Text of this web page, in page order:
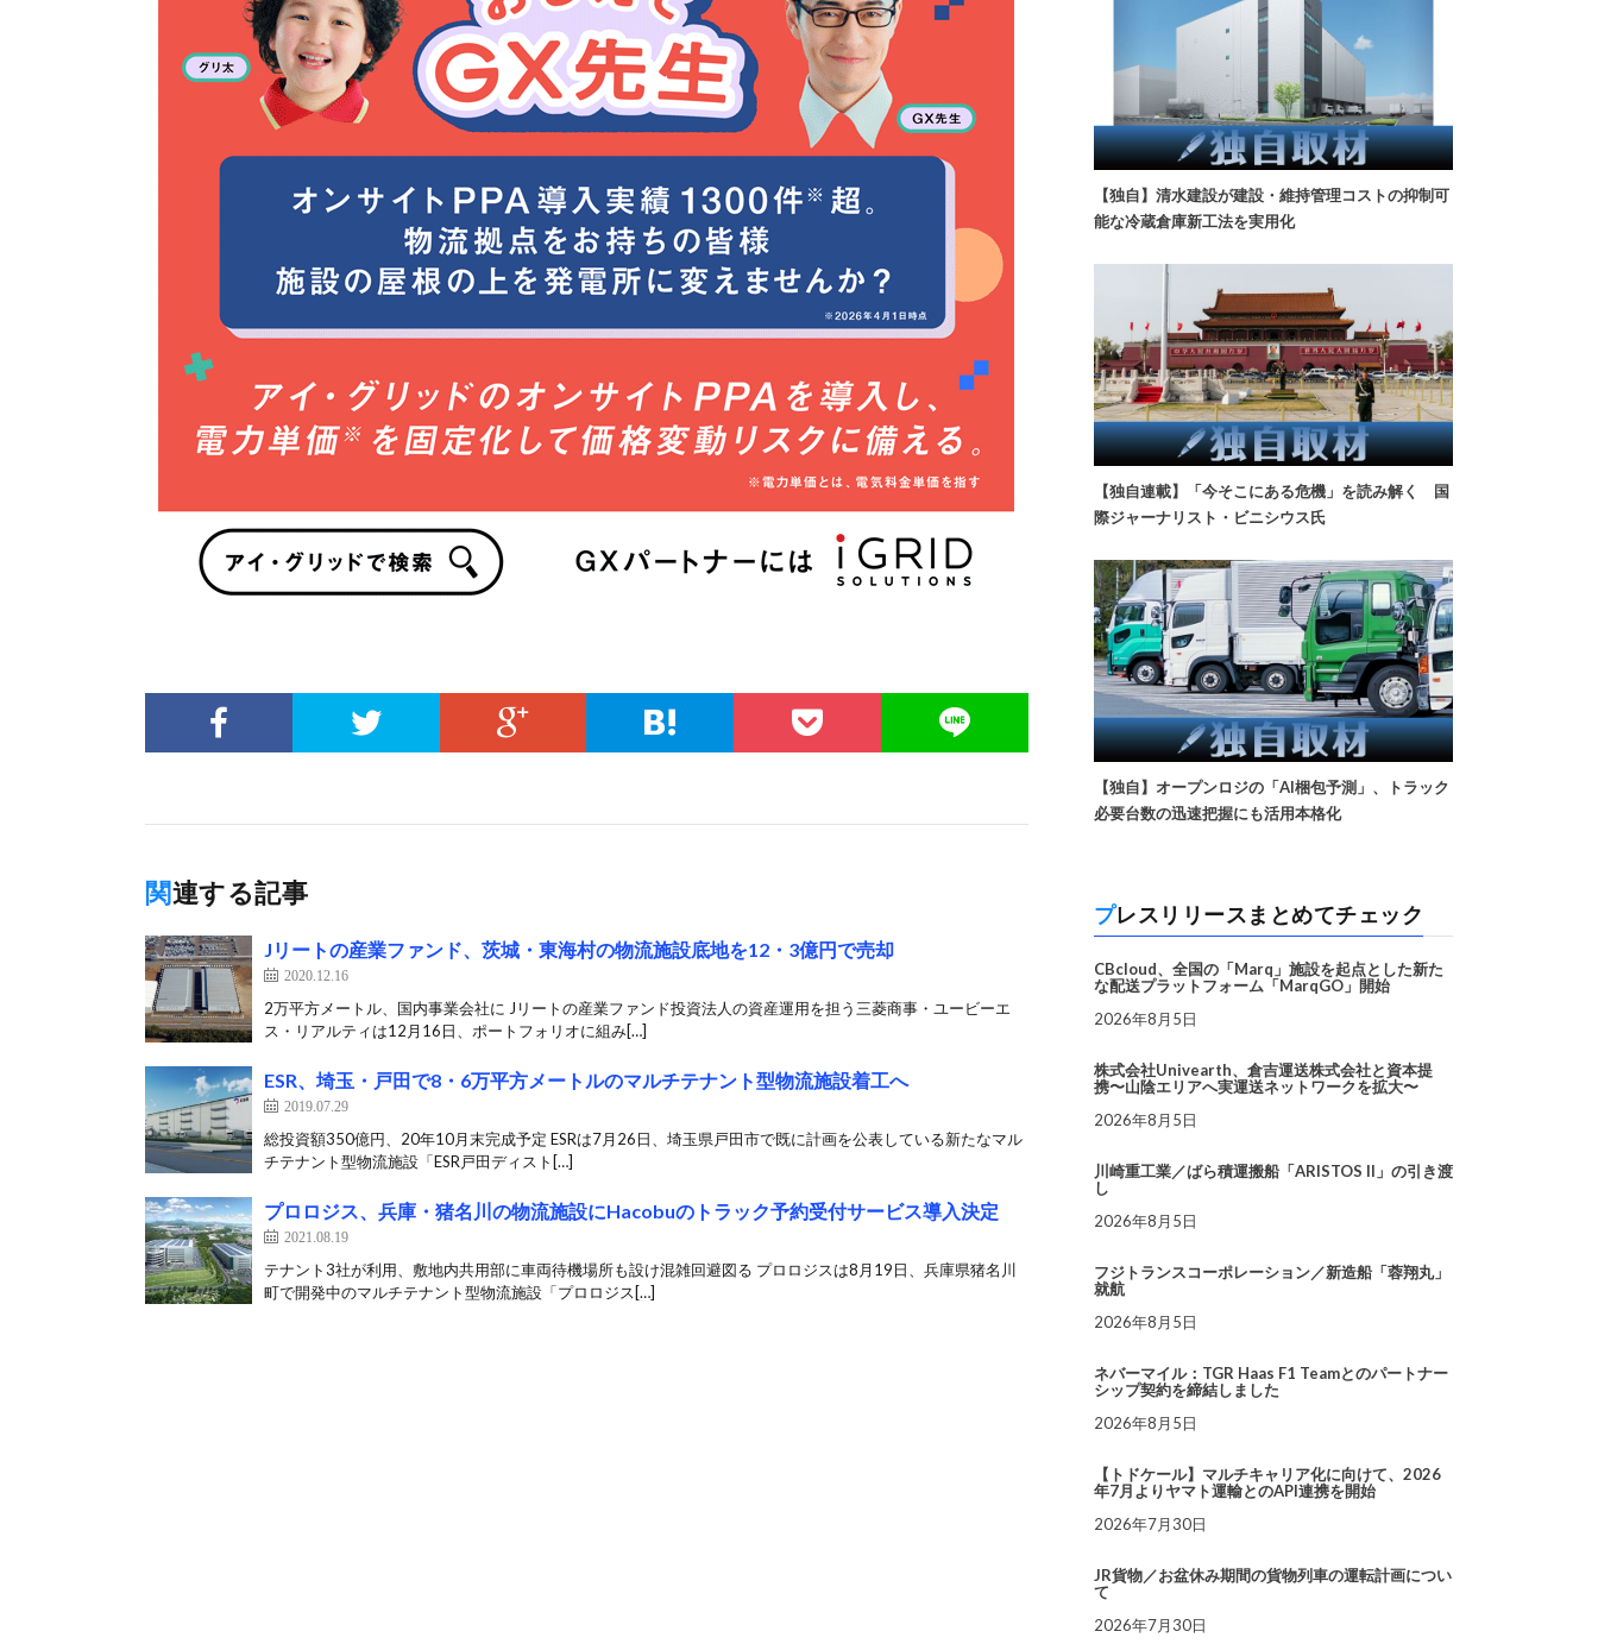
関連する記事
Jリートの産業ファンド、茨城・東海村の物流施設底地を12・3億円で売却
2020.12.16
2万平方メートル、国内事業会社に Jリートの産業ファンド投資法人の資産運用を担う三菱商事・ユービーエ
ス・リアルティは12月16日、ポートフォリオに組み[…]
ESR、埼玉・戸田で8・6万平方メートルのマルチテナント型物流施設着工へ
2019.07.29
総投資額350億円、20年10月末完成予定 ESRは7月26日、埼玉県戸田市で既に計画を公表している新たなマル
チテナント型物流施設「ESR戸田ディスト[…]
プロロジス、兵庫・猪名川の物流施設にHacobuのトラック予約受付サービス導入決定
2021.08.19
テナント3社が利用、敷地内共用部に車両待機場所も設け混雑回避図る プロロジスは8月19日、兵庫県猪名川
町で開発中のマルチテナント型物流施設「プロロジス[…]
【独自】清水建設が建設・維持管理コストの抑制可
能な冷蔵倉庫新工法を実用化
【独自連載】「今そこにある危機」を読み解く 国
際ジャーナリスト・ビニシウス氏
【独自】オープンロジの「AI梱包予測」、トラック
必要台数の迅速把握にも活用本格化
プレスリリースまとめてチェック
CBcloud、全国の「Marq」施設を起点とした新た
な配送プラットフォーム「MarqGO」開始
2026年8月5日
株式会社Univearth、倉吉運送株式会社と資本提
携〜山陰エリアへ実運送ネットワークを拡大〜
2026年8月5日
川崎重工業／ばら積運搬船「ARISTOS II」の引き渡
し
2026年8月5日
フジトランスコーポレーション／新造船「蓉翔丸」
就航
2026年8月5日
ネバーマイル：TGR Haas F1 Teamとのパートナー
シップ契約を締結しました
2026年8月5日
【トドケール】マルチキャリア化に向けて、2026
年7月よりヤマト運輸とのAPI連携を開始
2026年7月30日
JR貨物／お盆休み期間の貨物列車の運転計画につい
て
2026年7月30日